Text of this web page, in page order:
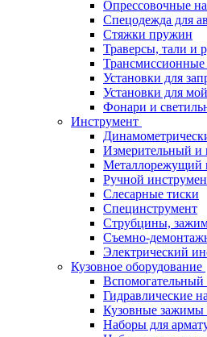
Опрессовочные
Спецодежда для
Стяжки пружин
Траверсы, тали и
Трансмиссионные
Установки для
Установки для
Фонари и
Инструмент
Измерительный и
Металлорежущий
Ручной
Слесарные тиски
Специнструмент
Струбцины,
Съемно-
Электрический
Кузовное оборудование
Вспомогательный
Гидравлические
Кузовные зажимы
Наборы для